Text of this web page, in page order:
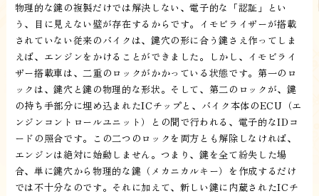
物理的な鍵の複製だけでは解決しない、電子的な「認証」とい
う、目に見えない壁が存在するからです。イモビライザーが搭載
されていない従来のバイクは、鍵穴の形に合う鍵さえ作ってしま
えば、エンジンをかけることができました。しかし、イモビライ
ザー搭載車は、二重のロックがかかっている状態です。第一のロ
ックは、鍵穴と鍵の物理的な形状。そして、第二のロックが、鍵
の持ち手部分に埋め込まれたICチップと、バイク本体のECU（エ
ンジンコントロールユニット）との間で行われる、電子的なIDコ
ードの照合です。この二つのロックを両方とも解除しなければ、
エンジンは絶対に始動しません。つまり、鍵を全て紛失した場
合、単に鍵穴から物理的な鍵（メカニカルキー）を作成するだけ
では不十分なのです。それに加えて、新しい鍵に内蔵されたICチ